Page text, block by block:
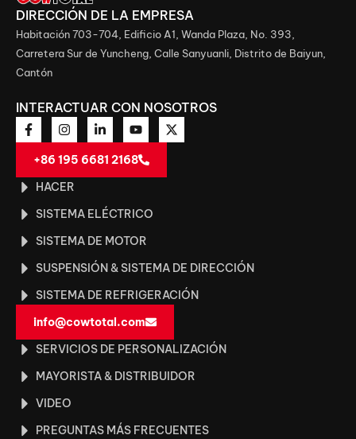
DIRECCIÓN DE LA EMPRESA
Habitación 703-704, Edificio A1, Wanda Plaza, No. 393,
Carretera Sur de Yuncheng, Calle Sanyuanli, Distrito de Baiyun,
Cantón
INTERACTUAR CON NOSOTROS
+86 195 6681 2168
HACER
SISTEMA ELÉCTRICO
SISTEMA DE MOTOR
SUSPENSIÓN & SISTEMA DE DIRECCIÓN
SISTEMA DE REFRIGERACIÓN
info@cowtotal.com
SERVICIOS DE PERSONALIZACIÓN
MAYORISTA & DISTRIBUIDOR
VIDEO
PREGUNTAS MÁS FRECUENTES